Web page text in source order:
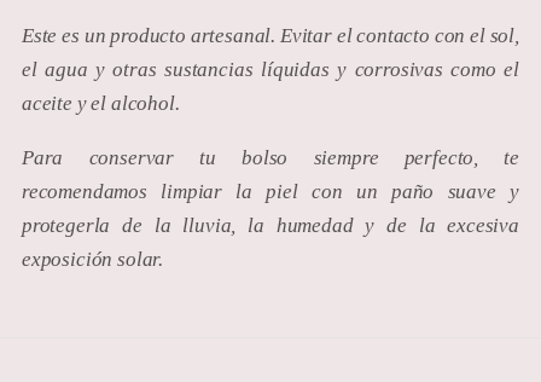
Este es un producto artesanal. Evitar el contacto con el sol,
el agua y otras sustancias líquidas y corrosivas como el
aceite y el alcohol.
Para conservar tu bolso siempre perfecto, te
recomendamos limpiar la piel con un paño suave y
protegerla de la lluvia, la humedad y de la excesiva
exposición solar.